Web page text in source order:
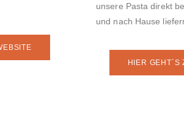
unsere Pasta direkt
und nach Hause
HIER GEHT´S